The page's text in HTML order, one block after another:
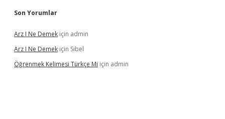
Son Yorumlar
Arz I Ne Demek için admin
Arz I Ne Demek için Sibel
Öğrenmek Kelimesi Türkçe Mi için admin